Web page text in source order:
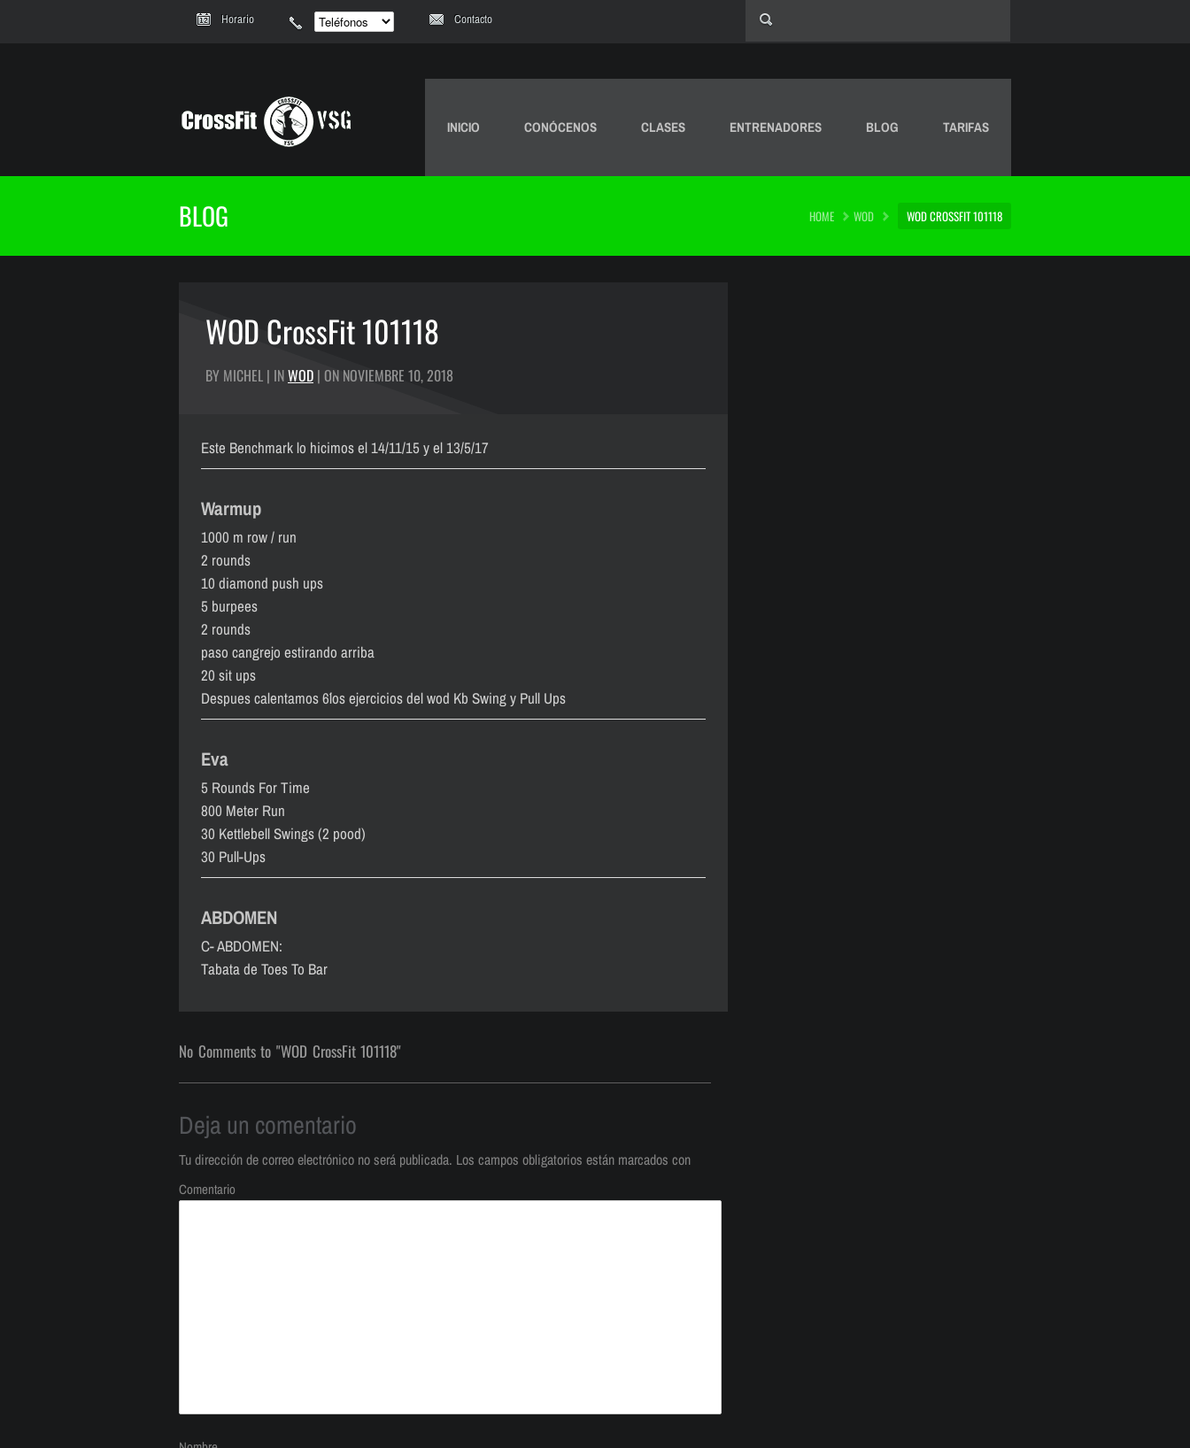
Horario Contacto
INICIO CONÓCENOS CLASES ENTRENADORES BLOG TARIFAS
BLOG HOME WOD WOD CROSSFIT 101118
WOD CrossFit 101118
BY MICHEL | INWOD | ON NOVIEMBRE 10, 2018
Este Benchmark lo hicimos el 14/11/15 y el 13/5/17
Warmup
1000 m row / run
2 rounds
10 diamond push ups
5 burpees
2 rounds
paso cangrejo estirando arriba
20 sit ups
Despues calentamos 6´los ejercicios del wod Kb Swing y Pull Ups
Eva
5 Rounds For Time
800 Meter Run
30 Kettlebell Swings (2 pood)
30 Pull-Ups
ABDOMEN
C- ABDOMEN:
Tabata de Toes To Bar
No Comments to "WOD CrossFit 101118"
Deja un comentario
Tu dirección de correo electrónico no será publicada. Los campos obligatorios están marcados con
Comentario